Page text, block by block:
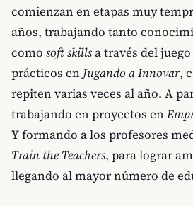
comienzan en etapas muy
años, trabajando tanto
como soft skillsa través del
prácticos enJugando a Innovar,
repiten varias veces al año. A
trabajando en proyectos en
Y formando a los profesores
Train the Teachers, para lograr
llegando al mayor número de